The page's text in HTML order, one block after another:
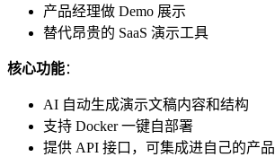
产品经理做 Demo 展示
替代昂贵的 SaaS 演示工具
核心功能：
AI 自动生成演示文稿内容和结构
支持 Docker 一键自部署
提供 API 接口，可集成进自己的产品